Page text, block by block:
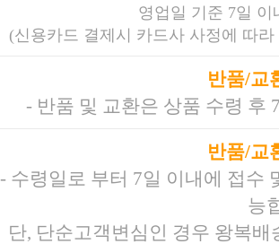
영업일 기준 7일
(신용카드 결제시 카드사 사정에 따
반품/교
- 반품 및 교환은 상품 수령 후
반품/교
- 수령일로 부터 7일 이내에 접수
능
단, 단순고객변심인 경우 왕복